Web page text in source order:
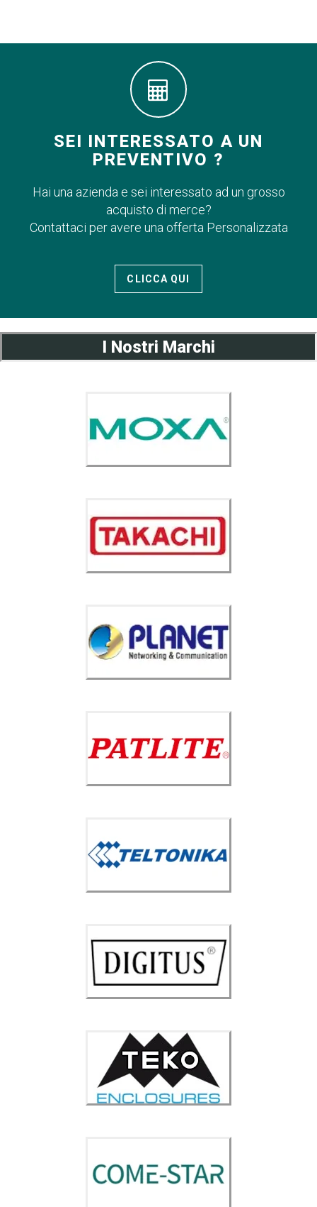
SEI INTERESSATO A UN
PREVENTIVO ?
Hai una azienda e sei interessato ad un grosso
acquisto di merce?
Contattaci per avere una offerta Personalizzata
CLICCA QUI
I Nostri Marchi